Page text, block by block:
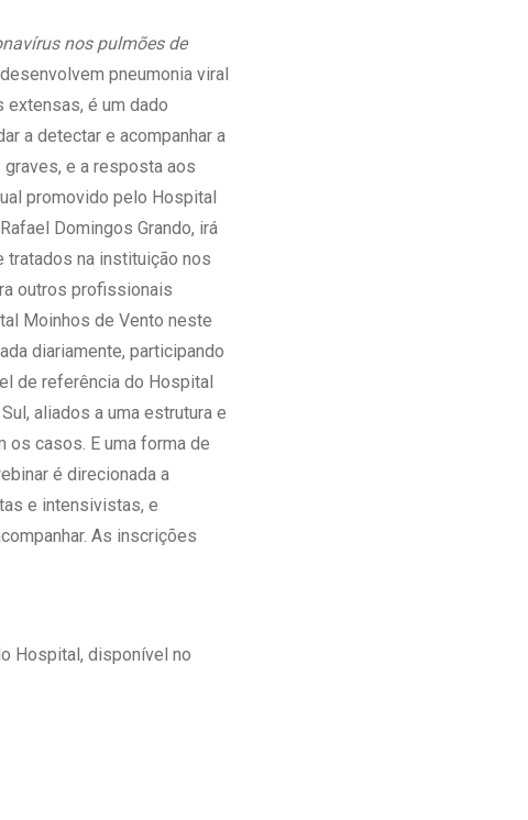
Empresas
Tele Interconsultas
Gestão do Cuidado
nos pulmões de
pneumonia viral
é um dado
a detectar e acompanhar a
e a resposta aos
promovido pelo Hospital
Domingos Grando, irá
na instituição nos
outros profissionais
Moinhos de Vento neste
diariamente, participando
de referência do Hospital
aliados a uma estrutura e
casos. E uma forma de
é direcionada a
e intensivistas, e
As inscrições
Hospital, disponível no